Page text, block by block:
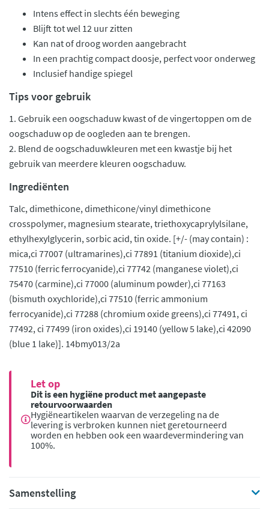
Intens effect in slechts één beweging
Blijft tot wel 12 uur zitten
Kan nat of droog worden aangebracht
In een prachtig compact doosje, perfect voor onderweg
Inclusief handige spiegel
Tips voor gebruik
1. Gebruik een oogschaduw kwast of de vingertoppen om de
oogschaduw op de oogleden aan te brengen.
2. Blend de oogschaduwkleuren met een kwastje bij het
gebruik van meerdere kleuren oogschaduw.
Ingrediënten
Talc, dimethicone, dimethicone/vinyl dimethicone
crosspolymer, magnesium stearate, triethoxycaprylylsilane,
ethylhexylglycerin, sorbic acid, tin oxide. [+/- (may contain) :
mica,ci 77007 (ultramarines),ci 77891 (titanium dioxide),ci
77510 (ferric ferrocyanide),ci 77742 (manganese violet),ci
75470 (carmine),ci 77000 (aluminum powder),ci 77163
(bismuth oxychloride),ci 77510 (ferric ammonium
ferrocyanide),ci 77288 (chromium oxide greens),ci 77491, ci
77492, ci 77499 (iron oxides),ci 19140 (yellow 5 lake),ci 42090
(blue 1 lake)]. 14bmy013/2a
Let op
Dit is een hygiëne product met aangepaste
retourvoorwaarden
Hygiëneartikelen waarvan de verzegeling na de
levering is verbroken kunnen niet geretourneerd
worden en hebben ook een waardevermindering van
100%.
Samenstelling